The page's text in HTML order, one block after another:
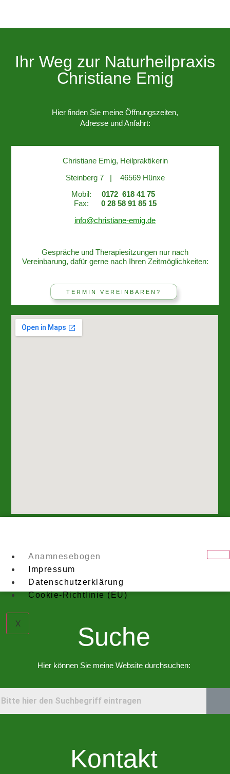
Ihr Weg zur Naturheilpraxis
Christiane Emig
Hier finden Sie meine Öffnungszeiten,
Adresse und Anfahrt:
Christiane Emig, Heilpraktikerin
Steinberg 7 | 46569 Hünxe
Mobil: 0172 618 41 75
Fax: 0 28 58 91 85 15
info@christiane-emig.de
Gespräche und Therapiesitzungen nur nach
Vereinbarung, dafür gerne nach Ihren Zeitmöglichkeiten:
TERMIN VEREINBAREN?
Anamnesebogen
Impressum
Datenschutzerklärung
Cookie-Richtlinie (EU)
X Suche
Hier können Sie meine Website durchsuchen:
Kontakt